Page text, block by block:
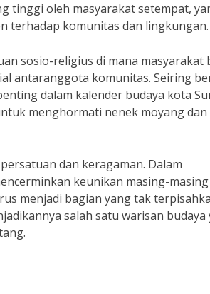
tinggi oleh masyarakat setempat,
terhadap komunitas dan lingkungan.
sosio-religius di mana masyarakat
antaranggota komunitas. Seiring
dalam kalender budaya kota
menghormati nenek moyang dan
dan keragaman. Dalam
keunikan masing-
menjadi bagian yang tak
salah satu warisan budaya